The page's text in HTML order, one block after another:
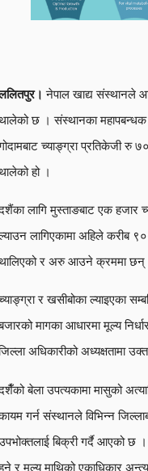
नेपाल खाद्य संस्थानले
छ । संस्थानका महापबन्धक
च्याङ्ग्रा प्रतिकेजी रु
हो ।
लागि मुस्ताङबाट एक हजार
लागिएकामा अहिले करीब
र अरु आउने क्रममा छन्
र खसीबोका ल्याइएका
मागका आधारमा मूल्य
अधिकारीको अध्यक्षतामा
बेला उपत्यकामा मासुको
गर्न संस्थानले विभिन्न
बिक्री गर्दै आएको छ ।
र मूल्य माथिको एकाधिकार